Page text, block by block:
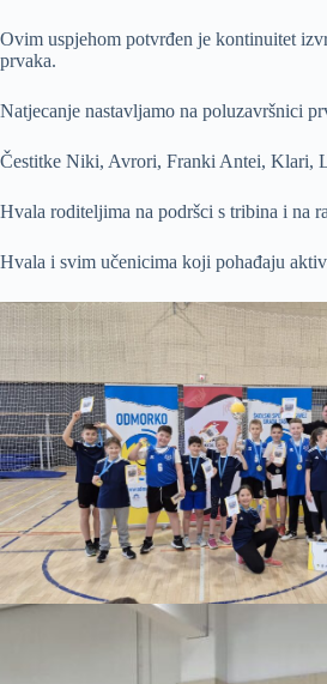
Ovim uspjehom potvrđen je kontinuitet
prvaka.
Natjecanje nastavljamo na poluzavršnici
Čestitke Niki, Avrori, Franki Antei, Klari,
Hvala roditeljima na podršci s tribina i na
Hvala i svim učenicima koji pohađaju